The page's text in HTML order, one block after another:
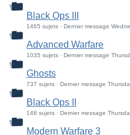
Black Ops III
1465 sujets · Dernier message
Advanced Warfare
1035 sujets · Dernier message
Ghosts
737 sujets · Dernier message
Black Ops II
146 sujets · Dernier message
Modern Warfare 3